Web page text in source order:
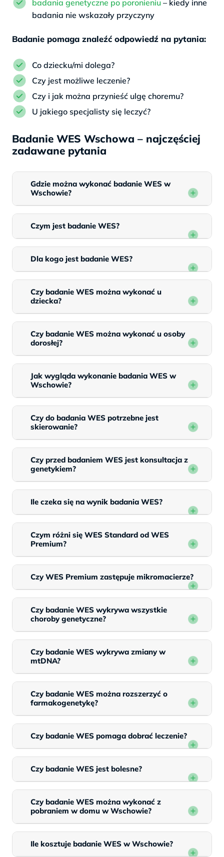
badania genetyczne po poronieniu – kiedy inne
badania nie wskazały przyczyny
Badanie pomaga znaleźć odpowiedź na pytania:
Co dziecku/mi dolega?
Czy jest możliwe leczenie?
Czy i jak można przynieść ulgę choremu?
U jakiego specjalisty się leczyć?
Badanie WES Wschowa – najczęściej
zadawane pytania
Gdzie można wykonać badanie WES w
Wschowie?
Czym jest badanie WES?
Dla kogo jest badanie WES?
Czy badanie WES można wykonać u
dziecka?
Czy badanie WES można wykonać u osoby
dorosłej?
Jak wygląda wykonanie badania WES w
Wschowie?
Czy do badania WES potrzebne jest
skierowanie?
Czy przed badaniem WES jest konsultacja z
genetykiem?
Ile czeka się na wynik badania WES?
Czym różni się WES Standard od WES
Premium?
Czy WES Premium zastępuje mikromacierze?
Czy badanie WES wykrywa wszystkie
choroby genetyczne?
Czy badanie WES wykrywa zmiany w
mtDNA?
Czy badanie WES można rozszerzyć o
farmakogenetykę?
Czy badanie WES pomaga dobrać leczenie?
Czy badanie WES jest bolesne?
Czy badanie WES można wykonać z
pobraniem w domu w Wschowie?
Ile kosztuje badanie WES w Wschowie?